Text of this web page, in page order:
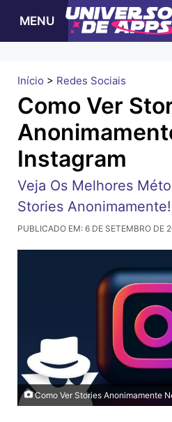
para
conteúdo
MENU
Início > Redes Sociais
Como Ver
Instagram
Veja Os Melhores
Stories Anonimamente!
PUBLICADO EM: 6 DE SETEMBRO DE
Como Ver Stories Anonimamente